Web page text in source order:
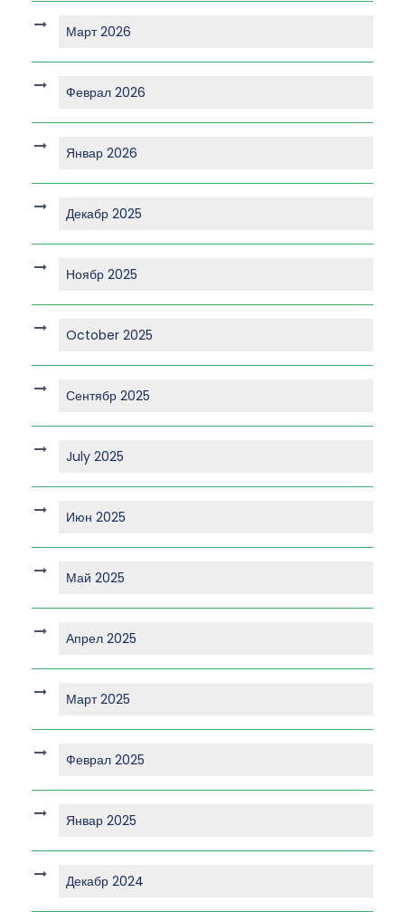
Март 2026
Феврал 2026
Январ 2026
Декабр 2025
Ноябр 2025
October 2025
Сентябр 2025
July 2025
Июн 2025
Май 2025
Апрел 2025
Март 2025
Феврал 2025
Январ 2025
Декабр 2024